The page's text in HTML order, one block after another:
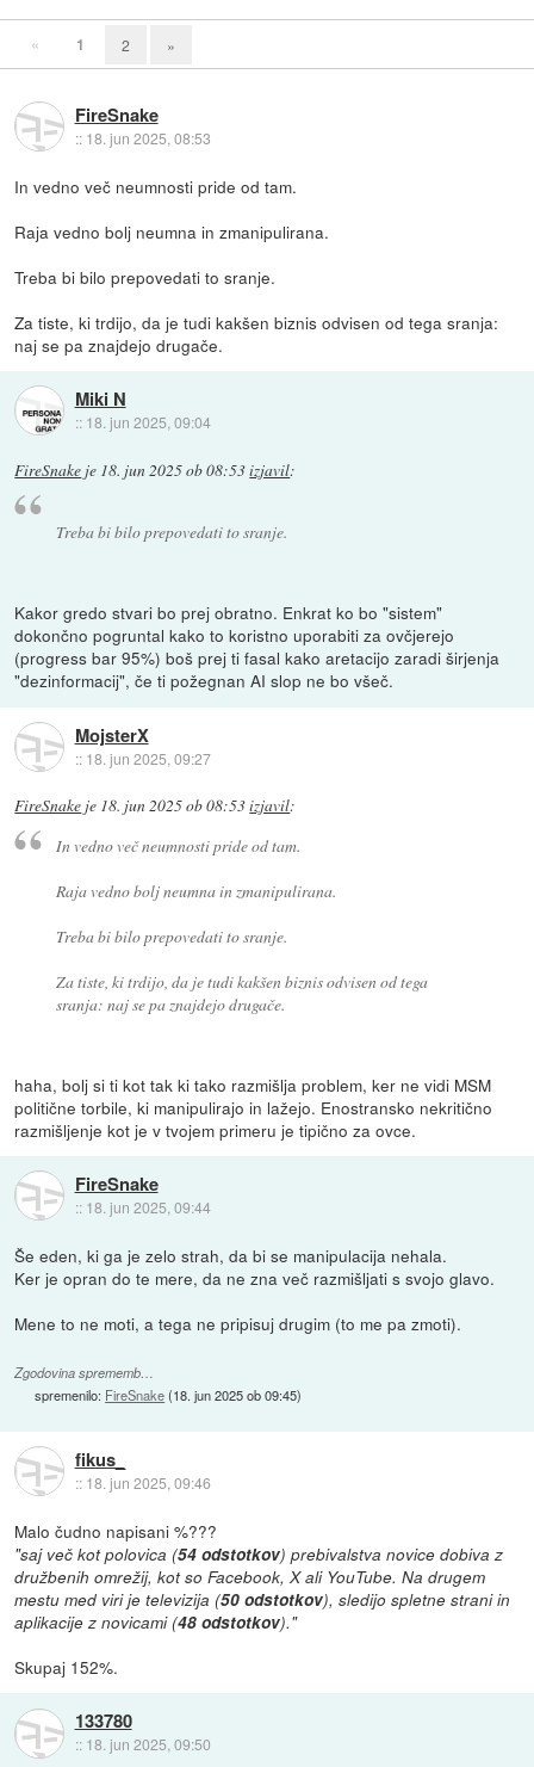
« 1 2 »
FireSnake
:: 18. jun 2025, 08:53
In vedno več neumnosti pride od tam.
Raja vedno bolj neumna in zmanipulirana.
Treba bi bilo prepovedati to sranje.
Za tiste, ki trdijo, da je tudi kakšen biznis odvisen od tega sranja:
naj se pa znajdejo drugače.
Miki N
:: 18. jun 2025, 09:04
FireSnake je 18. jun 2025 ob 08:53izjavil:
Treba bi bilo prepovedati to sranje.
Kakor gredo stvari bo prej obratno. Enkrat ko bo "sistem"
dokončno pogruntal kako to koristno uporabiti za ovčjerejo
(progress bar 95%) boš prej ti fasal kako aretacijo zaradi širjenja
"dezinformacij", če ti požegnan AI slop ne bo všeč.
MojsterX
:: 18. jun 2025, 09:27
FireSnake je 18. jun 2025 ob 08:53izjavil:
In vedno več neumnosti pride od tam.
Raja vedno bolj neumna in zmanipulirana.
Treba bi bilo prepovedati to sranje.
Za tiste, ki trdijo, da je tudi kakšen biznis odvisen od tega
sranja: naj se pa znajdejo drugače.
haha, bolj si ti kot tak ki tako razmišlja problem, ker ne vidi MSM
politične torbile, ki manipulirajo in lažejo. Enostransko nekritično
razmišljenje kot je v tvojem primeru je tipično za ovce.
FireSnake
:: 18. jun 2025, 09:44
Še eden, ki ga je zelo strah, da bi se manipulacija nehala.
Ker je opran do te mere, da ne zna več razmišljati s svojo glavo.
Mene to ne moti, a tega ne pripisuj drugim (to me pa zmoti).
Zgodovina sprememb…
spremenilo: FireSnake(18. jun 2025 ob 09:45)
fikus_
:: 18. jun 2025, 09:46
Malo čudno napisani %???
"saj več kot polovica (54 odstotkov) prebivalstva novice dobiva z
družbenih omrežij, kot so Facebook, X ali YouTube. Na drugem
mestu med viri je televizija (50 odstotkov), sledijo spletne strani in
aplikacije z novicami (48 odstotkov)."
Skupaj 152%.
133780
:: 18. jun 2025, 09:50